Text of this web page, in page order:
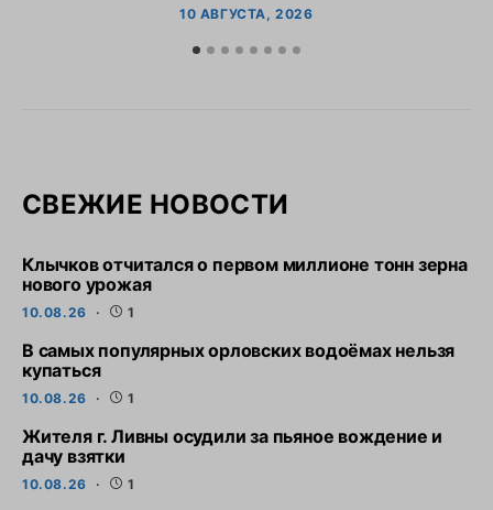
10 АВГУСТА, 2026
СВЕЖИЕ НОВОСТИ
Клычков отчитался о первом миллионе тонн зерна
нового урожая
10.08.26 1
В самых популярных орловских водоёмах нельзя
купаться
10.08.26 1
Жителя г. Ливны осудили за пьяное вождение и
дачу взятки
10.08.26 1